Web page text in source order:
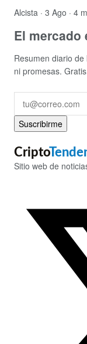
Alcista · 3 Ago · 4
El mercado
Resumen diario
ni promesas.
Suscribirme
Cripto
Sitio web de